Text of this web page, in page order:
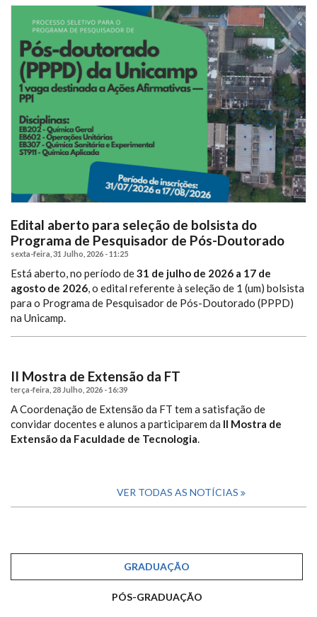
Edital aberto para seleção de bolsista do
Programa de Pesquisador de Pós-Doutorado
sexta-feira, 31 Julho, 2026 - 11:25
Está aberto, no período de31 de julho de 2026 a 17 de
agosto de 2026, o edital referente à seleção de 1 (um) bolsista
para o Programa de Pesquisador de Pós-Doutorado (PPPD)
na Unicamp.
II Mostra de Extensão da FT
terça-feira, 28 Julho, 2026 - 16:39
A Coordenação de Extensão da FT tem a satisfação de
convidar docentes e alunos a participarem da II Mostra de
Extensão da Faculdade de Tecnologia.
VER TODAS AS NOTÍCIAS
GRADUAÇÃO
PÓS-GRADUAÇÃO